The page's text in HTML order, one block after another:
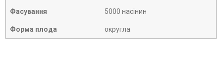
Фасування 5000 насінин
Форма плода округла